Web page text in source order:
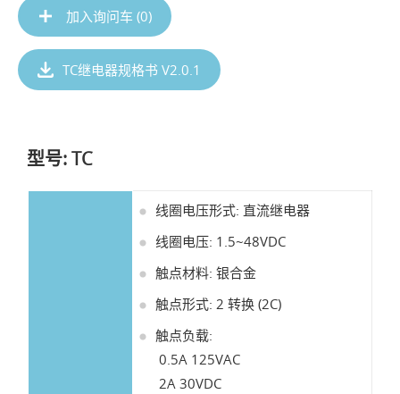
加入询问车 (0)
TC继电器规格书 V2.0.1
型号: TC
线圈电压形式: 直流继电器
线圈电压: 1.5~48VDC
触点材料: 银合金
触点形式: 2 转换 (2C)
触点负载:
0.5A 125VAC
2A 30VDC